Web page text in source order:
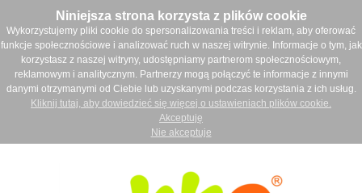
Niniejsza strona korzysta z plików cookie
Wykorzystujemy pliki cookie do spersonalizowania treści i reklam, aby oferować
funkcje społecznościowe i analizować ruch w naszej witrynie. Informacje o tym, jak
korzystasz z naszej witryny, udostępniamy partnerom społecznościowym,
reklamowym i analitycznym. Partnerzy mogą połączyć te informacje z innymi
danymi otrzymanymi od Ciebie lub uzyskanymi podczas korzystania z ich usług.
Kliknij tutaj, aby dowiedzieć się więcej o ustawieniach plików cookie.
Akceptuję
Nie akceptuje